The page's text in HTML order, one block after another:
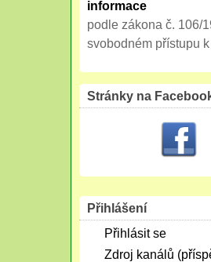
informace
podle zákona č. 106/
svobodném přístupu
Stránky na
Přihlášení
Přihlásit se
Zdroj kanálů